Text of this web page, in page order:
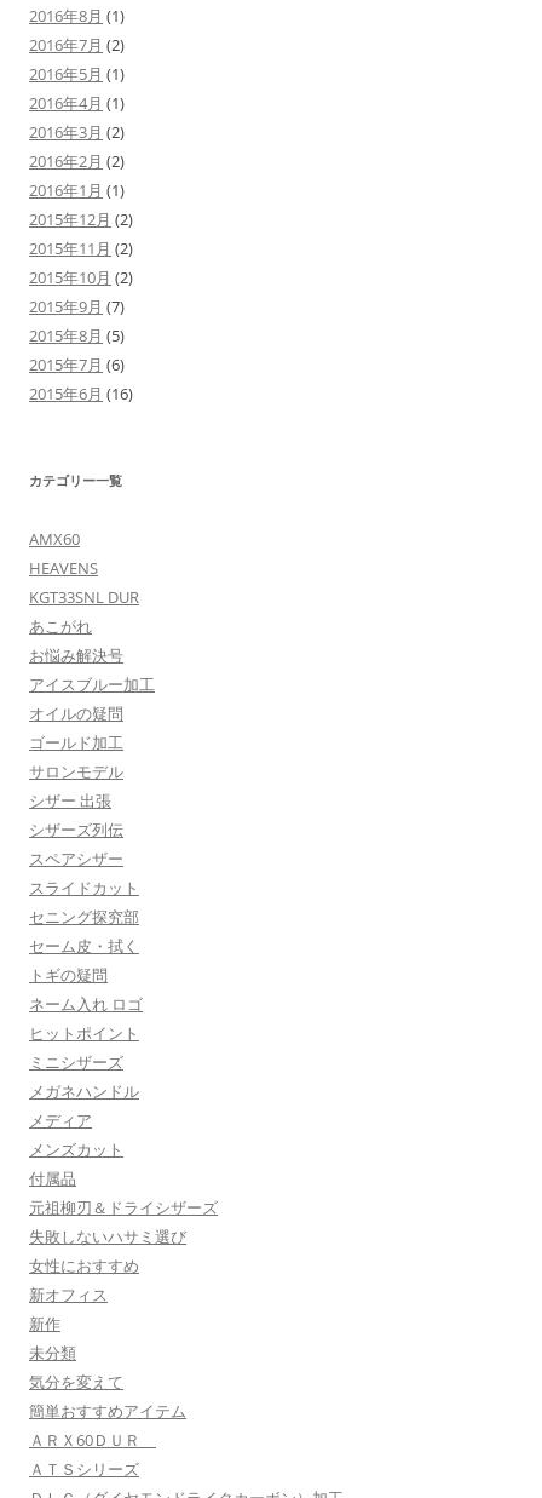
2016年8月 (1)
2016年7月 (2)
2016年5月 (1)
2016年4月 (1)
2016年3月 (2)
2016年2月 (2)
2016年1月 (1)
2015年12月 (2)
2015年11月 (2)
2015年10月 (2)
2015年9月 (7)
2015年8月 (5)
2015年7月 (6)
2015年6月 (16)
カテゴリー一覧
AMX60
HEAVENS
KGT33SNL DUR
あこがれ
お悩み解決号
アイスブルー加工
オイルの疑問
ゴールド加工
サロンモデル
シザー 出張
シザーズ列伝
スペアシザー
スライドカット
セニング探究部
セーム皮・拭く
トギの疑問
ネーム入れ ロゴ
ヒットポイント
ミニシザーズ
メガネハンドル
メディア
メンズカット
付属品
元祖柳刃＆ドライシザーズ
失敗しないハサミ選び
女性におすすめ
新オフィス
新作
未分類
気分を変えて
簡単おすすめアイテム
ＡＲＸ60ＤＵＲ
ＡＴＳシリーズ